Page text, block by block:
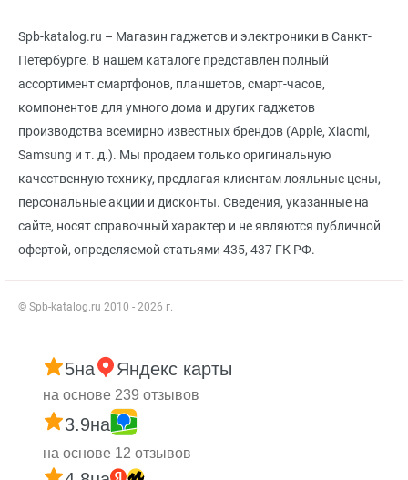
Spb-katalog.ru – Магазин гаджетов и электроники в Санкт-
Петербурге. В нашем каталоге представлен полный
ассортимент смартфонов, планшетов, смарт-часов,
компонентов для умного дома и других гаджетов
производства всемирно известных брендов (Apple, Xiaomi,
Samsung и т. д.). Мы продаем только оригинальную
качественную технику, предлагая клиентам лояльные цены,
персональные акции и дисконты. Сведения, указанные на
сайте, носят справочный характер и не являются публичной
офертой, определяемой статьями 435, 437 ГК РФ.
© Spb-katalog.ru 2010 - 2026 г.
5на Яндекс карты
на основе 239 отзывов
3.9на
на основе 12 отзывов